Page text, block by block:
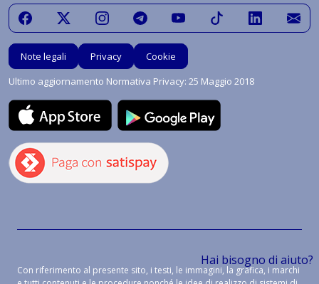
Hai bisogno di aiuto?
Note legali Privacy
Cookie
Ultimo aggiornamento Normativa Privacy: 25 Maggio 2018
Con riferimento al presente sito, i testi, le immagini, la grafica, i marchi